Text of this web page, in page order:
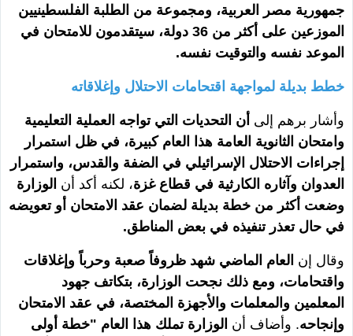
جمهورية مصر العربية، ومجموعة من الطلبة الفلسطينيين
الموزعين على أكثر من 36 دولة، سيتقدمون للامتحان في
الموعد نفسه والتوقيت نفسه.
خطط بديلة لمواجهة اقتحامات الاحتلال وإغلاقاته
وأشار برهم إلى أن التحديات التي تواجه العملية التعليمية
وامتحان الثانوية العامة هذا العام كبيرة، في ظل استمرار
إجراءات الاحتلال الإسرائيلي في الضفة والقدس، واستمرار
العدوان وآثاره الكارثية في قطاع غزة، لكنه أكد أن الوزارة
وضعت أكثر من خطة بديلة لضمان عقد الامتحان أو تعويضه
في حال تعذر تنفيذه في بعض المناطق.
وقال إن العام الماضي شهد ظروفاً صعبة وحرباً وإغلاقات
واقتحامات، ومع ذلك نجحت الوزارة، بتكاتف جهود
المعلمين والمعلمات والأجهزة المختصة، في عقد الامتحان
وإنجاحه. وأضاف أن الوزارة تملك هذا العام "خطة أولى